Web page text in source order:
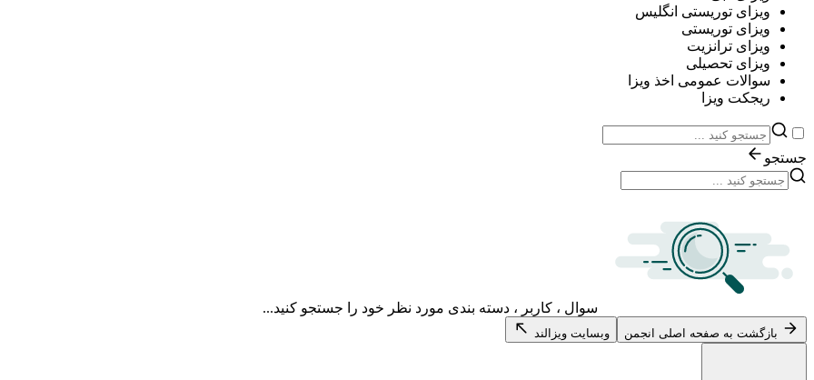
ویزای توریستی انگلیس
ویزای توریستی
ویزای ترانزیت
ویزای تحصیلی
سوالات عمومی اخذ ویزا
ریجکت ویزا
جستجو
سوال ، کاربر ، دسته بندی مورد نظر خود را جستجو کنید...
بازگشت به صفحه اصلی انجمن وبسایت ویزالند